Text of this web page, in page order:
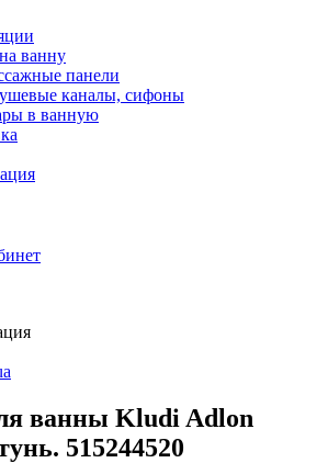
ванну
панели
каналы, сифоны
в ванную
ванны Kludi Adlon
515244520